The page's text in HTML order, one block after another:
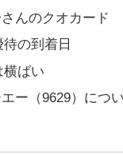
んのクオカード
の到着日
横ばい
ー（9629）につ